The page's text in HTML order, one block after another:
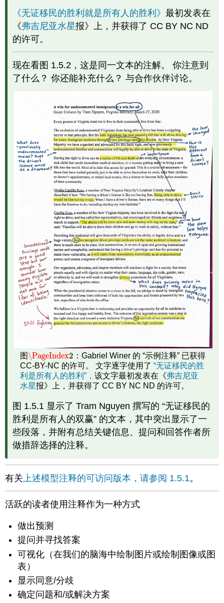
CC
许
可
之
前
《无证移民的胜利就是所有人的胜利》最初发表在
《弗吉尼亚水星报》上，并获得了 CC BY NC ND
的许可。
现在看图 1.5.2，这是同一文本的注解。 你注意到
了什么？ 你还能补充什么？ 与合作伙伴讨论。
图 \PageIndex2
\PageIndex2 ：Gabriel Winer 的 “示例注释” 已获得
CC-BY-NC 的许可。 文字逐字使用了“无证移民的胜
利是所有人的胜利”，该文字最初发表在《弗吉尼亚
水星报》上，并获得了 CC BY NC ND 的许可。
图 1.5.1 显示了 Tram Nguyen 撰写的 “无证移民的
胜利是所有人的双赢” 的文本，其中突出显示了一
些段落，并附有总结关键信息、提问和回答作者所
做措辞选择的注释。
有关 上述模型注释的可访问版本，请参阅 1.5.1。
活跃的读者使用注释作为一种方式
做出预测
提问并寻找答案
可视化（在我们的脑海中绘制图片或绘制图像或图
表）
显示同意/分歧
确定问题和/或解决方案